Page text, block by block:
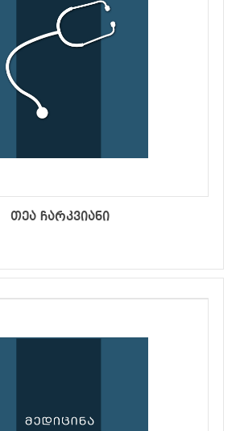
თეა ჩარკვიანი